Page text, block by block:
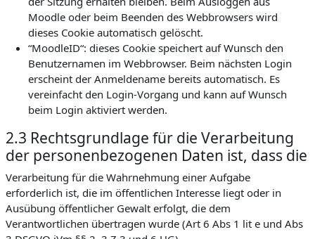
Moodle oder beim Beenden des Webbrowsers wird
dieses Cookie automatisch gelöscht.
“MoodleID“: dieses Cookie speichert auf Wunsch den
Benutzernamen im Webbrowser. Beim nächsten Login
erscheint der Anmeldename bereits automatisch. Es
vereinfacht den Login-Vorgang und kann auf Wunsch
beim Login aktiviert werden.
2.3 Rechtsgrundlage für die Verarbeitung
der personenbezogenen Daten ist, dass die
Verarbeitung für die Wahrnehmung einer Aufgabe
erforderlich ist, die im öffentlichen Interesse liegt oder in
Ausübung öffentlicher Gewalt erfolgt, die dem
Verantwortlichen übertragen wurde (Art 6 Abs 1 lit e und Abs